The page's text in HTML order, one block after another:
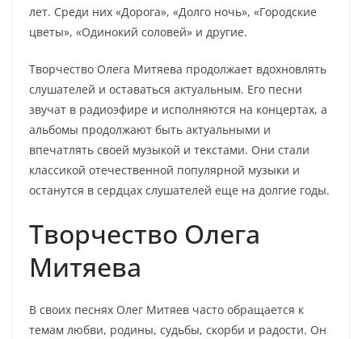
лет. Среди них «Дорога», «Долго ночь», «Городские
цветы», «Одинокий соловей» и другие.
Творчество Олега Митяева продолжает вдохновлять
слушателей и оставаться актуальным. Его песни
звучат в радиоэфире и исполняются на концертах, а
альбомы продолжают быть актуальными и
впечатлять своей музыкой и текстами. Они стали
классикой отечественной популярной музыки и
останутся в сердцах слушателей еще на долгие годы.
Творчество Олега
Митяева
В своих песнях Олег Митяев часто обращается к
темам любви, родины, судьбы, скорби и радости. Он